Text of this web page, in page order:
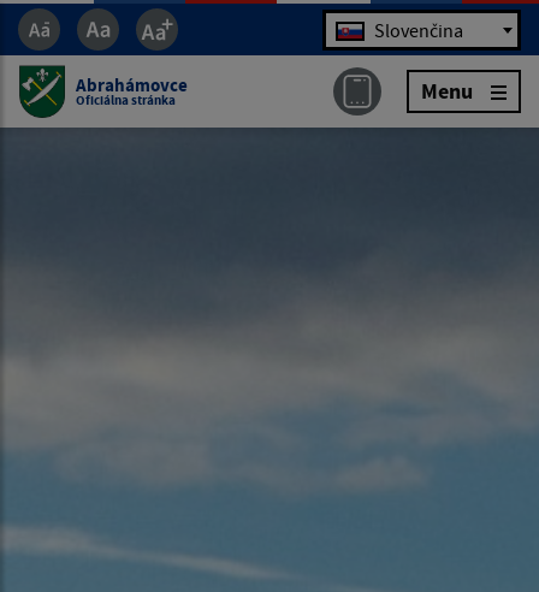
Jazyk Slovenčina
Abrahámovce
Oficiálna stránka Menu